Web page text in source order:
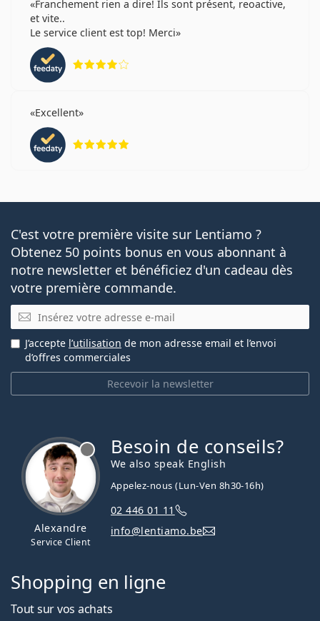
Franchement rien a dire! Ils sont présent, reoactive,
et vite..
Le service client est top! Merci
Excellent
C'est votre première visite sur Lentiamo ?
Obtenez 50 points bonus en vous abonnant à
notre newsletter et bénéficiez d'un cadeau dès
votre première commande.
E-mail
Recevoir la newsletter
J’accepte l’utilisation de mon adresse email et l’envoi
d’offres commerciales
Alexandre
Service Client
Besoin de conseils?
We also speak English
Appelez-nous (Lun-Ven 8h30-16h)
02 446 01 11
info@lentiamo.be
Shopping en ligne
Tout sur vos achats